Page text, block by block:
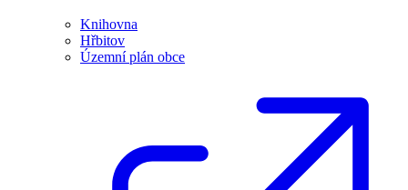
Knihovna
Hřbitov
Územní plán obce